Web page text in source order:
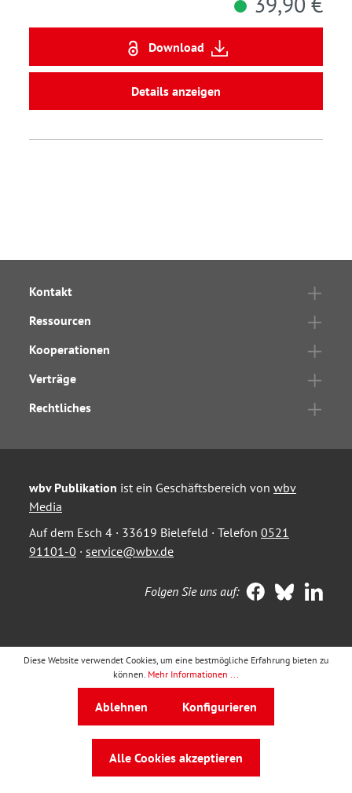
Download
Details anzeigen
Kontakt
Ressourcen
Kooperationen
Verträge
Rechtliches
wbv Publikation ist ein Geschäftsbereich von wbv
Media
Auf dem Esch 4 · 33619 Bielefeld · Telefon 0521
91101-0 · service@wbv.de
Folgen Sie uns auf:
Diese Website verwendet Cookies, um eine bestmögliche Erfahrung bieten zu
können. Mehr Informationen ...
Ablehnen Konfigurieren
Alle Cookies akzeptieren